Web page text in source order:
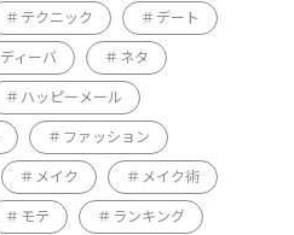
テクニック デート
ィーバ ネタ
ハッピーメール
ファッション
メイク メイク術
モテ ランキング